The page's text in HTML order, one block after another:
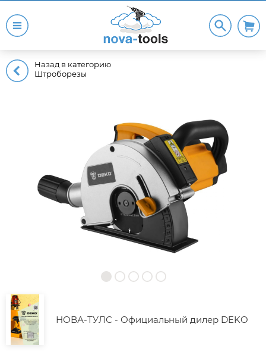
Назад в категорию
Штроборезы
НОВА-ТУЛС - Официальный дилер DEKO